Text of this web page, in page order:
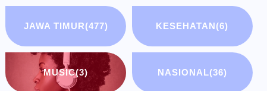
JAWA TIMUR(477) KESEHATAN(6)
MUSIC(3) NASIONAL(36)